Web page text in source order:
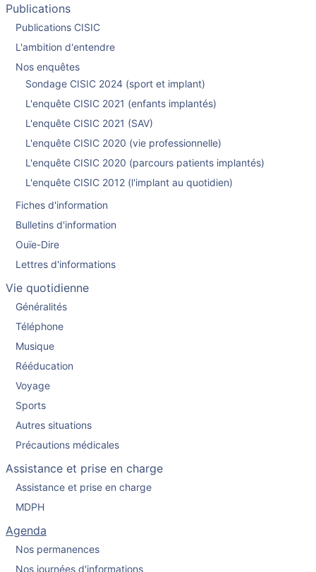
Publications
Publications CISIC
L'ambition d'entendre
Nos enquêtes
Sondage CISIC 2024 (sport et implant)
L'enquête CISIC 2021 (enfants implantés)
L'enquête CISIC 2021 (SAV)
L'enquête CISIC 2020 (vie professionnelle)
L'enquête CISIC 2020 (parcours patients implantés)
L'enquête CISIC 2012 (l'implant au quotidien)
Fiches d'information
Bulletins d'information
Ouïe-Dire
Lettres d'informations
Vie quotidienne
Généralités
Téléphone
Musique
Rééducation
Voyage
Sports
Autres situations
Précautions médicales
Assistance et prise en charge
Assistance et prise en charge
MDPH
Agenda
Nos permanences
Nos journées d'informations